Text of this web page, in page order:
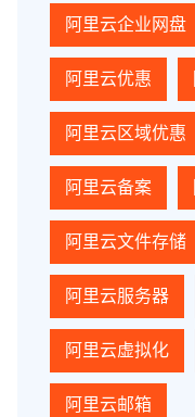
阿里云企业网盘
阿里云优惠
阿里云区域优惠
阿里云备案
阿里云文件存储
阿里云服务器
阿里云虚拟化
阿里云邮箱